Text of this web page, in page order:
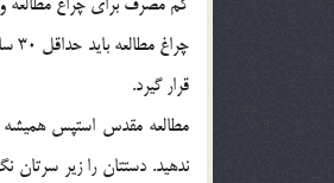
قرار گيرد.
ندهيد. دستتان را زير